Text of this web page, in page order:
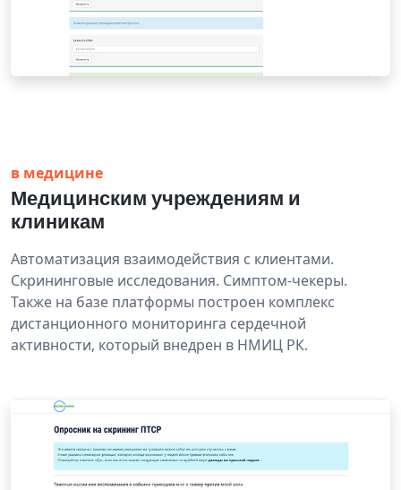
в медицине
Медицинским учреждениям и
клиникам
Автоматизация взаимодействия с клиентами.
Скрининговые исследования. Симптом-чекеры.
Также на базе платформы построен комплекс
дистанционного мониторинга сердечной
активности, который внедрен в НМИЦ РК.